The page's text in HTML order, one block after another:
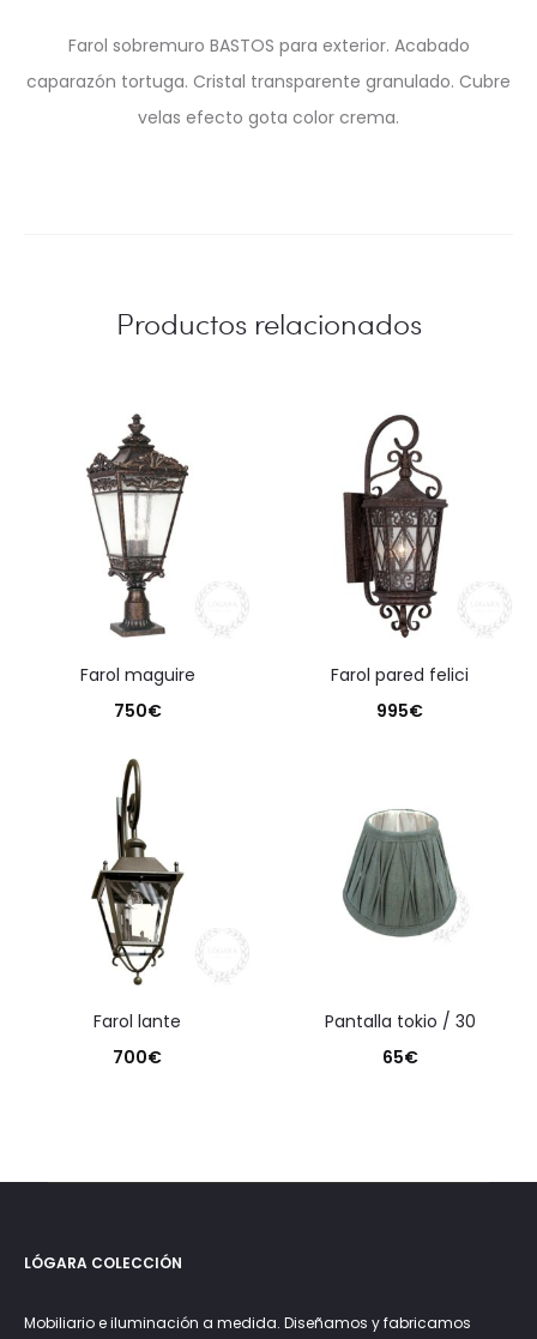
Farol sobremuro BASTOS para exterior. Acabado
caparazón tortuga. Cristal transparente granulado. Cubre
velas efecto gota color crema.
Productos relacionados
farol maguire
750€
farol pared felici
995€
farol lante
700€
pantalla tokio / 30
65€
LÓGARA COLECCIÓN
Mobiliario e iluminación a medida. Diseñamos y fabricamos